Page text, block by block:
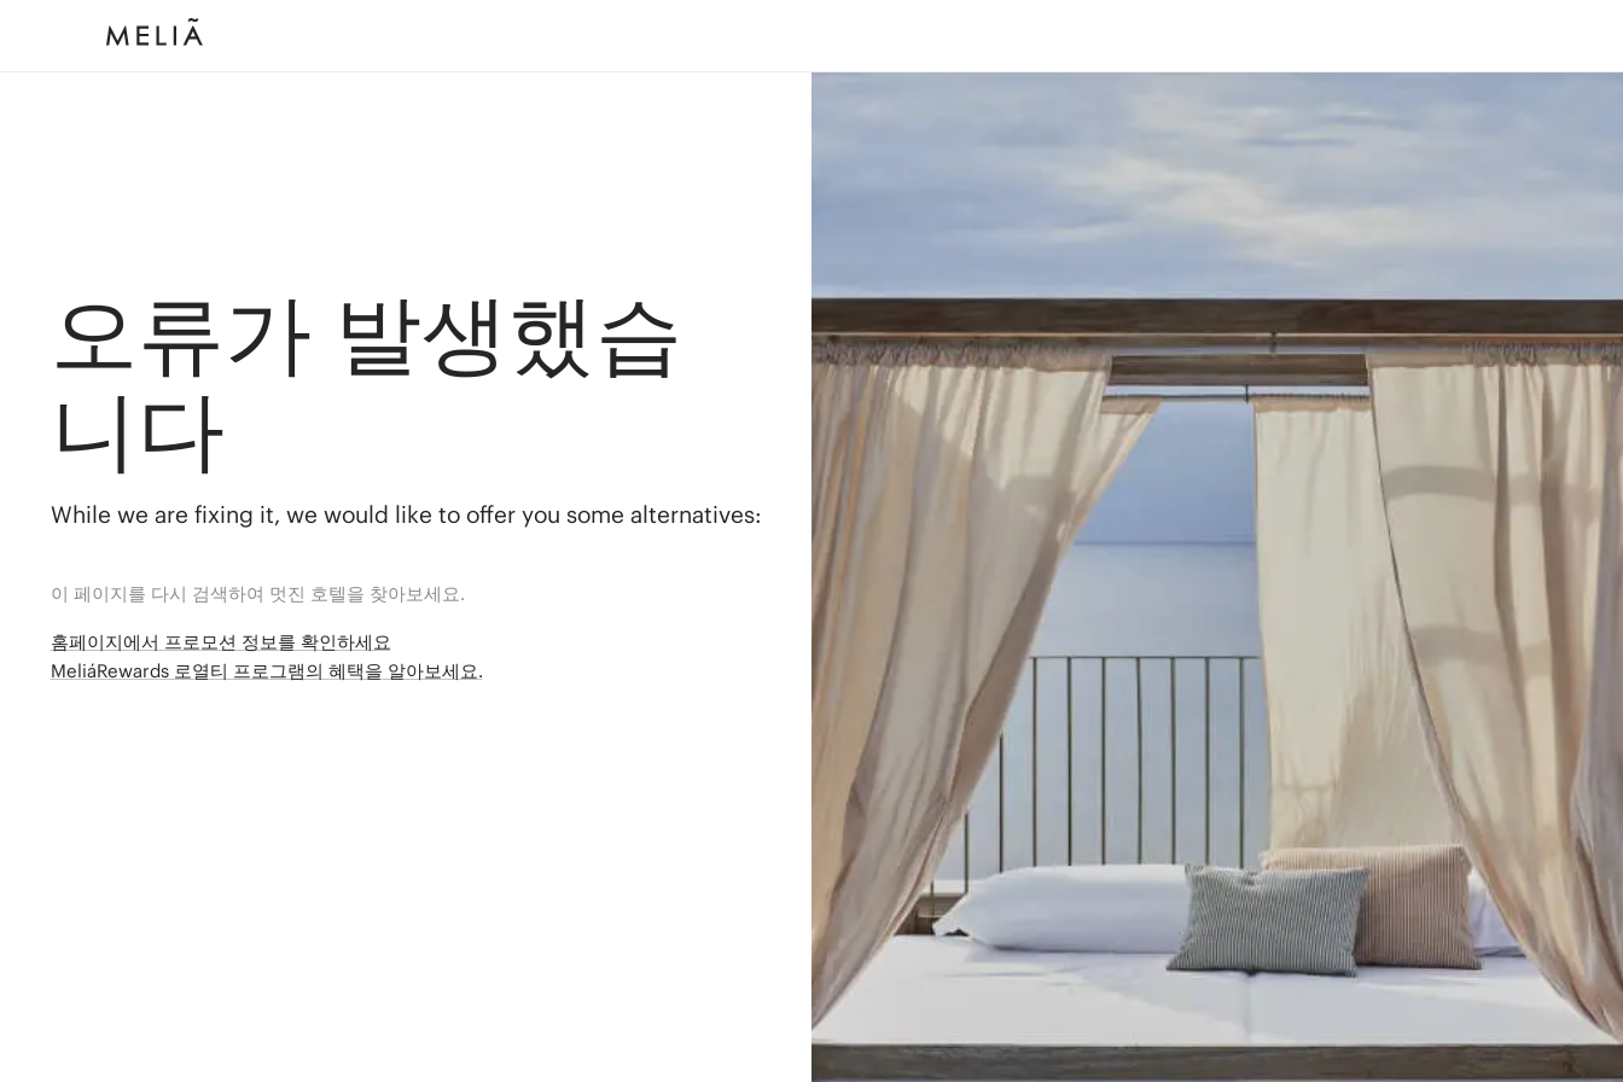
오류가 발생했습
니다
While we are fixing it, we would like to offer you some alternatives:
이 페이지를 다시 검색하여 멋진 호텔을 찾아보세요.
홈페이지에서 프로모션 정보를 확인하세요
MeliáRewards 로열티 프로그램의 혜택을 알아보세요.